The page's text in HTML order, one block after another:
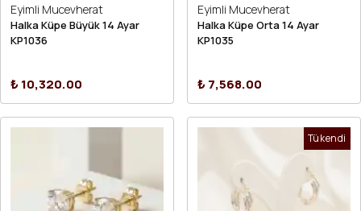
Eyimli Mucevherat
Halka Küpe Büyük 14 Ayar
KP1036
₺ 10,320.00
Eyimli Mucevherat
Halka Küpe Orta 14 Ayar
KP1035
₺ 7,568.00
Tükendi